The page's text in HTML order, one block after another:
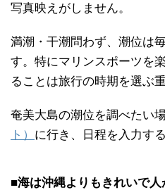
写真映えがしません。
満潮・干潮問わず、潮位は
す。特にマリンスポーツを
ることは旅行の時期を選ぶ
奄美大島の潮位を調べたい
ト） に行き、日程を入力す
■海は沖縄よりもきれいで人